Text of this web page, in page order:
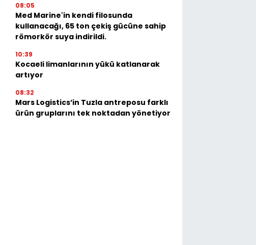
08:05
Med Marine'in kendi filosunda
kullanacağı, 65 ton çekiş gücüne sahip
römorkör suya indirildi.
10:39
Kocaeli limanlarının yükü katlanarak
artıyor
08:32
Mars Logistics’in Tuzla antreposu farklı
ürün gruplarını tek noktadan yönetiyor